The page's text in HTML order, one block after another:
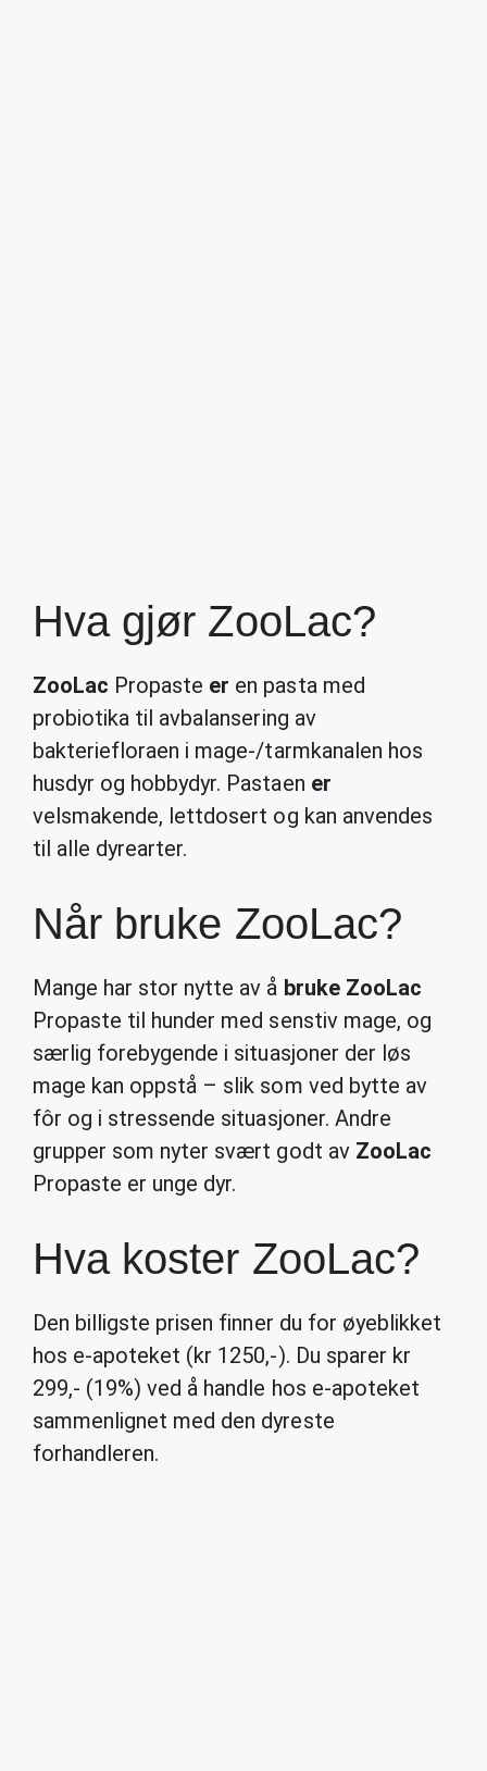
Hva gjør ZooLac?
ZooLac Propaste er en pasta med
probiotika til avbalansering av
bakteriefloraen i mage-/tarmkanalen hos
husdyr og hobbydyr. Pastaen er
velsmakende, lettdosert og kan anvendes
til alle dyrearter.
Når bruke ZooLac?
Mange har stor nytte av å bruke ZooLac
Propaste til hunder med senstiv mage, og
særlig forebygende i situasjoner der løs
mage kan oppstå – slik som ved bytte av
fôr og i stressende situasjoner. Andre
grupper som nyter svært godt av ZooLac
Propaste er unge dyr.
Hva koster ZooLac?
Den billigste prisen finner du for øyeblikket
hos e-apoteket (kr 1250,-). Du sparer kr
299,- (19%) ved å handle hos e-apoteket
sammenlignet med den dyreste
forhandleren.